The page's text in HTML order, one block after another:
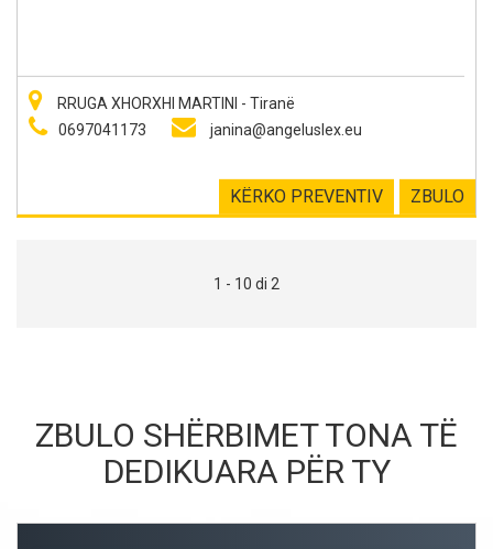
RRUGA XHORXHI MARTINI - Tiranë
0697041173
janina@angeluslex.eu
ZBULO
KËRKO PREVENTIV
1 - 10 di 2
ZBULO SHËRBIMET TONA TË
DEDIKUARA PËR TY